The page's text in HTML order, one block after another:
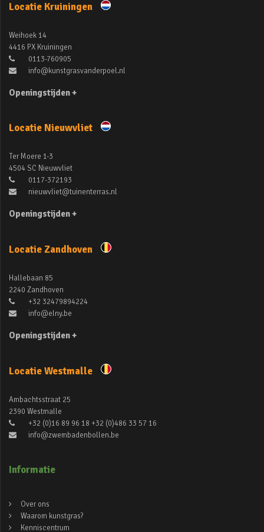
Locatie Kruiningen
Weihoek 14
4416 PX Kruiningen
0113-760905
info@kunstgrasvanderpoel.nl
Openingstijden +
Locatie Nieuwvliet
Ter Moere 1-3
4504 SC Nieuwvliet
0117-372193
nieuwvliet@tuinenterras.nl
Openingstijden +
Locatie Zandhoven
Hallebaan 85
2240 Zandhoven
+32 32479894224
info@elny.be
Openingstijden +
Locatie Westmalle
Ambachtsstraat 25
2390 Westmalle
+32 (0)16 89 96 18 +32 (0)486 33 57 16
info@zwembadenbollen.be
Informatie
Over ons
Waarom kunstgras?
Kenniscentrum